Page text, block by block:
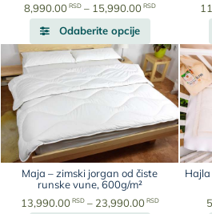
8,990.00 RSD – 15,990.00 RSDRaspon
8,990.00
RSD
do
15,990.00
Odaberite opcije
Ovaj
ima
više
varijanti.
Opcije
biti
izabrane
na
stranici
Maja – zimski jorgan od čiste
runske vune, 600g/m²
13,990.00 RSD – 23,990.00 RSDRaspon